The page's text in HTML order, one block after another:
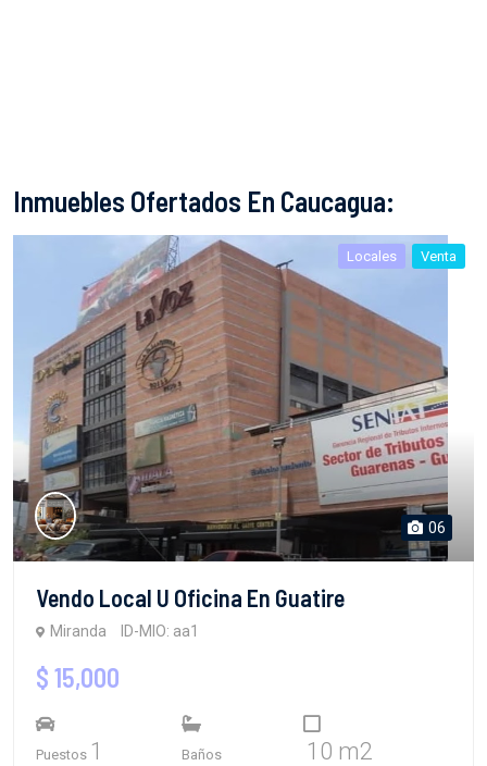
Inmuebles Ofertados En Caucagua:
Locales Venta
06
Vendo Local U Oficina En Guatire
Miranda ID-MIO: aa1
$ 15,000
Puestos 1 Baños 10 m2